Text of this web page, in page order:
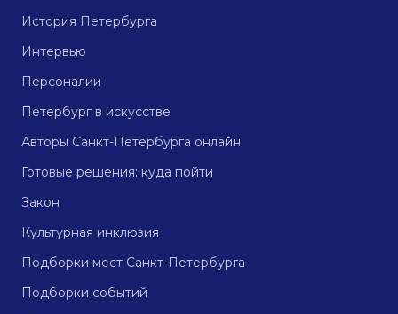
История Петербурга
Интервью
Персоналии
Петербург в искусстве
Авторы Санкт-Петербурга онлайн
Готовые решения: куда пойти
Закон
Культурная инклюзия
Подборки мест Санкт-Петербурга
Подборки событий